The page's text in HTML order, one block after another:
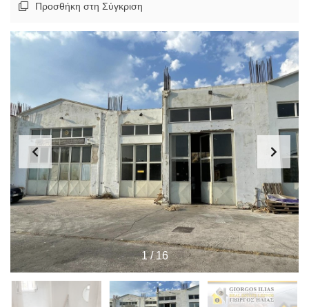
Προσθήκη στη Σύγκριση
1/16